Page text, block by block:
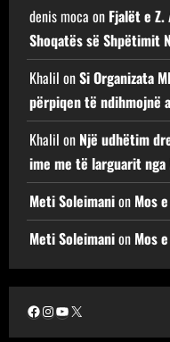
denis moca on Fjalët e
Shoqatës së Shpëtimit
Khalil onSi Organizata
përpiqen të ndihmojnë
Khalil on Një udhëtim
ime me të larguarit nga
Meti Soleimanion Mos
Meti Soleimanion Mos
Facebook
Instagram
YouTube
X